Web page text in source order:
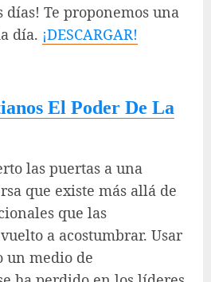
días! Te proponemos una
día. ¡DESCARGAR!
El Poder De La
las puertas a una
que existe más allá de
que las
a acostumbrar. Usar
un medio de